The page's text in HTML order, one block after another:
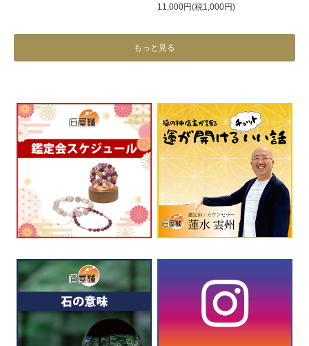
11,000円(税1,000円)
もっと見る